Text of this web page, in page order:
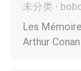
未分类
Les
Arthur